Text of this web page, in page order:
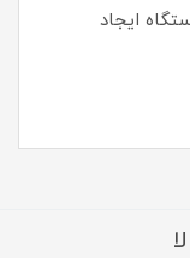
ایجاد